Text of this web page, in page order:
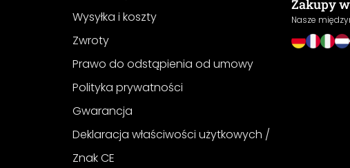
Wysyłka i koszty
Zwroty
Prawo do odstąpienia od umowy
Polityka prywatności
Gwarancja
Deklaracja właściwości użytkowych /
Znak CE
Zakupy
Nasze